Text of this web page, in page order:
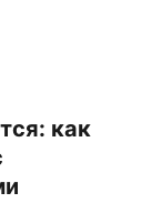
как